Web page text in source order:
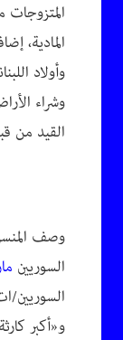
المتزوجات
المادية،
وأولاد
وشراء
القيد من
وصف
السوريين
السوريين/
و«أكبر